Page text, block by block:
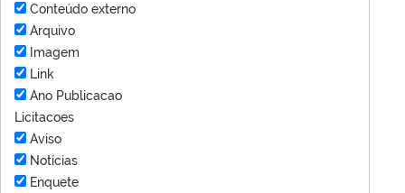
Conteúdo externo
Arquivo
Imagem
Link
Ano Publicacao
Licitacoes
Aviso
Notícias
Enquete